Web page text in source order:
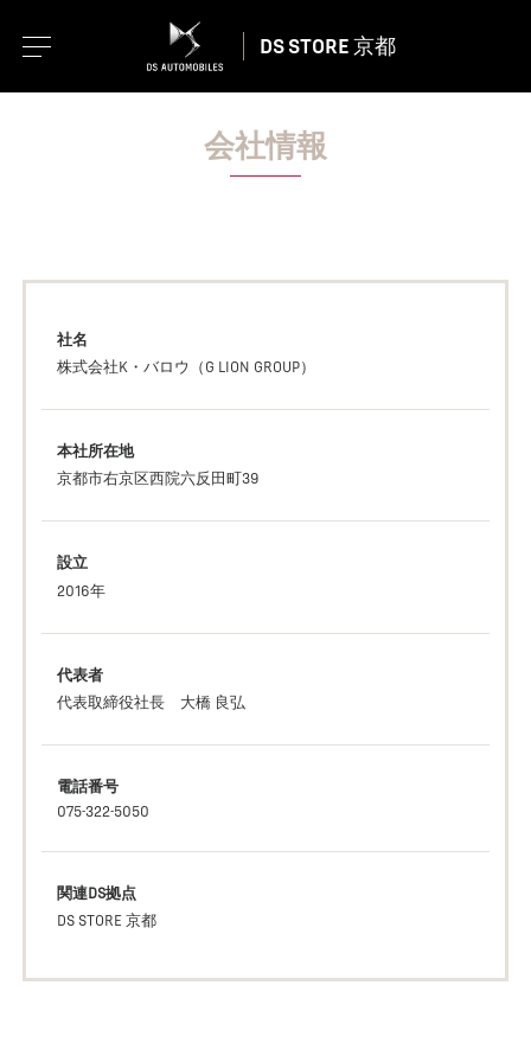
DS STORE 京都
会社情報
社名
株式会社K・バロウ（G LION GROUP）
本社所在地
京都市右京区西院六反田町39
設立
2016年
代表者
代表取締役社長 大橋 良弘
電話番号
075-322-5050
関連DS拠点
DS STORE 京都